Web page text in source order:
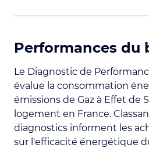
Performances du
Le Diagnostic de
évalue la consommation
émissions de Gaz à Effet de
logement en France.
diagnostics informent les
sur l'efficacité énergétique